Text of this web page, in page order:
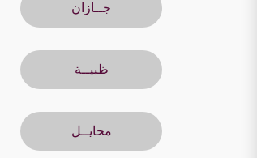
جــازان
ظبيــة
محايــل